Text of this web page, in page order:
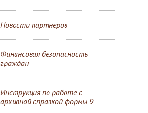
Новости партнеров
Финансовая безопасность
граждан
Инструкция по работе с
архивной справкой формы 9